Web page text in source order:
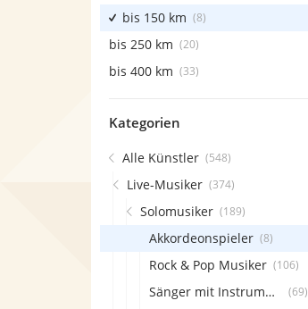
bis 150 km (8)
bis 250 km (20)
bis 400 km (33)
Kategorien
Alle Künstler (548)
Live-Musiker (374)
Solomusiker (189)
Akkordeonspieler (8)
Rock & Pop Musiker (106)
Sänger mit Instrument (69)